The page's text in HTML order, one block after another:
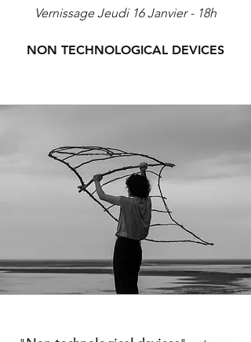
Vernissage Jeudi 16 Janvier - 18h
NON TECHNOLOGICAL DEVICES